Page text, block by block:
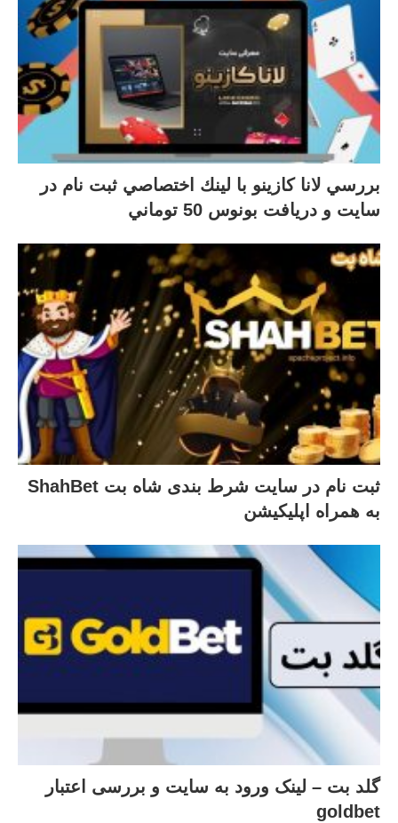
بررسي لانا كازينو با لينك اختصاصي ثبت نام در
سايت و دريافت بونوس 50 توماني
ثبت نام در سایت شرط بندی شاه بت ShahBet
به همراه اپلیکیشن
گلد بت – لینک ورود به سایت و بررسی اعتبار
goldbet